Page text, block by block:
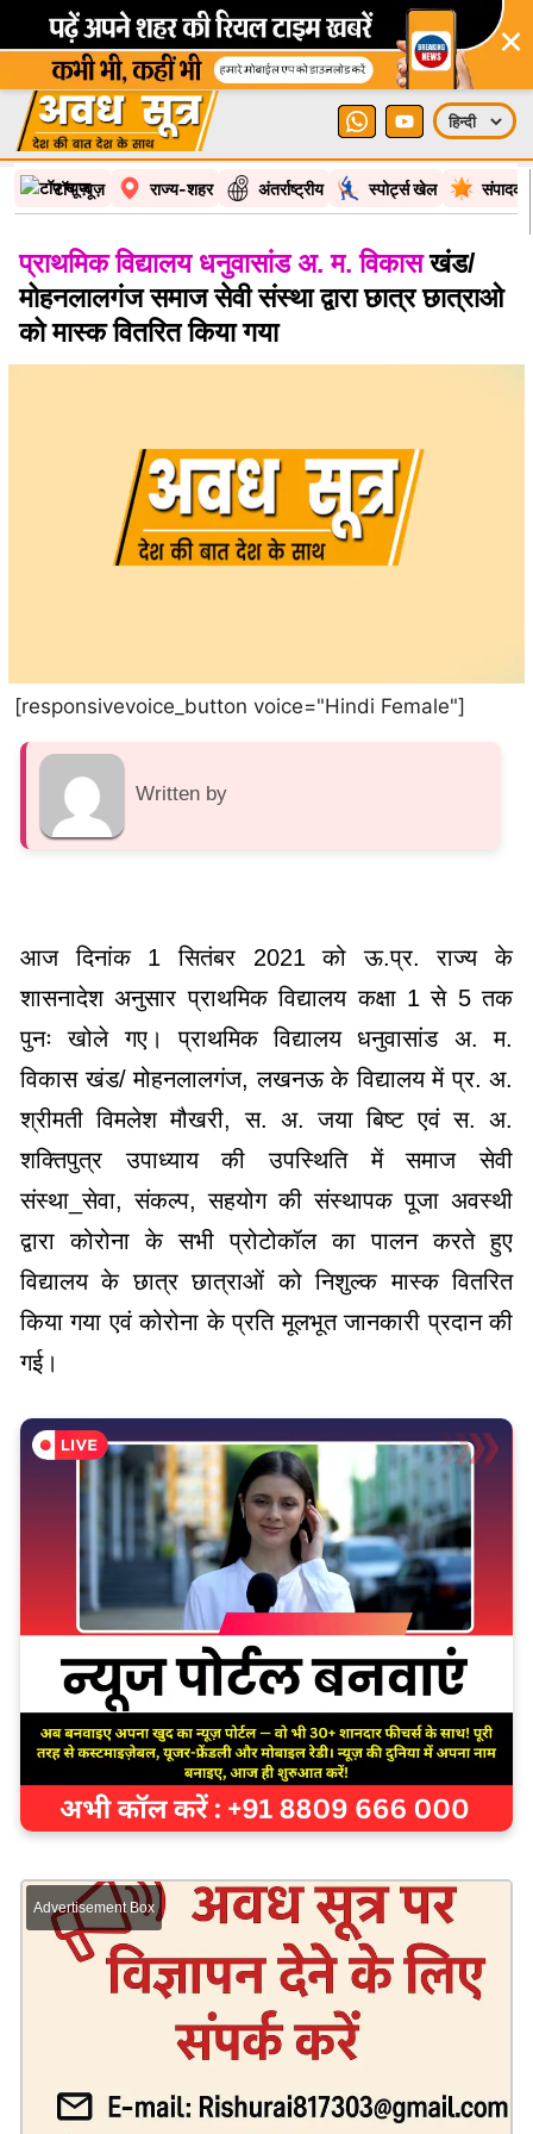
×
टॉप न्यूज़ राज्य-शहर अंतर्राष्ट्रीय स्पोर्ट्स खेल
प्राथमिक विद्यालय धनुवासांड अ. म. विकासखंड/
मोहनलालगंज समाज सेवी संस्था द्वारा छात्र छात्राओ
को मास्क वितरित किया गया
[responsivevoice_button voice="Hindi Female"]
Written by
आज दिनांक 1 सितंबर 2021 को ऊ.प्र. राज्य के
शासनादेश अनुसार प्राथमिक विद्यालय कक्षा 1 से 5 तक
पुनः खोले गए। प्राथमिक विद्यालय धनुवासांड अ. म.
विकास खंड/ मोहनलालगंज, लखनऊ के विद्यालय में प्र. अ.
श्रीमती विमलेश मौखरी, स. अ. जया बिष्ट एवं स. अ.
शक्तिपुत्र उपाध्याय की उपस्थिति में समाज सेवी
संस्था_सेवा, संकल्प, सहयोग की संस्थापक पूजा अवस्थी
द्वारा कोरोना के सभी प्रोटोकॉल का पालन करते हुए
विद्यालय के छात्र छात्राओं को निशुल्क मास्क वितरित
किया गया एवं कोरोना के प्रति मूलभूत जानकारी प्रदान की
गई।
Advertisement Box